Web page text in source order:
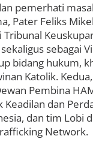
pemerhati
Pater Feliks
Tribunal
sebagai
bidang hukum,
Katolik.
Pembina
Keadilan dan
dan tim Lobi
Network.